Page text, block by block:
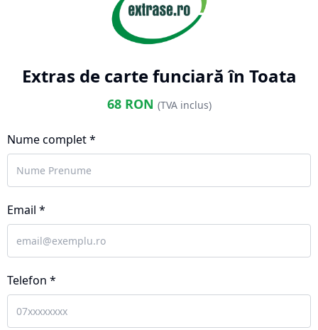
Extras de carte funciară în Toata
68RON (TVA inclus)
Nume complet *
Email *
Telefon *